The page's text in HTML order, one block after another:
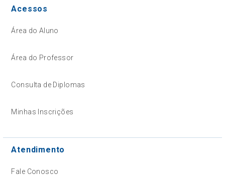
Acessos
Área do Aluno
Área do Professor
Consulta de Diplomas
Minhas Inscrições
Atendimento
Fale Conosco